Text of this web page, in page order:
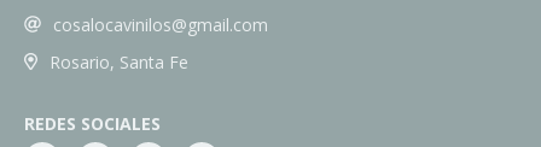
cosalocavinilos@gmail.com
Rosario, Santa Fe
REDES SOCIALES